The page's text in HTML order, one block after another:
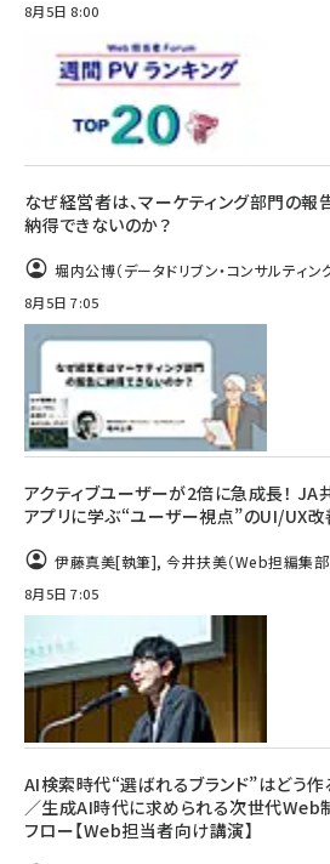
8月5日 8:00
なぜ経営者は、マーケティング部門の報
納得できないのか？
堀内公博（データドリブン・コンサルティン
8月5日 7:05
アクティブユーザーが2倍に急成長！ JA
アプリに学ぶ“ユーザー視点”のUI/UX改
伊藤真美[執筆],今井扶美（Web担編集部
8月5日 7:05
AI検索時代“選ばれるブランド”はどう作
／生成AI時代に求められる次世代Web
フロー【Web担当者向け講演】